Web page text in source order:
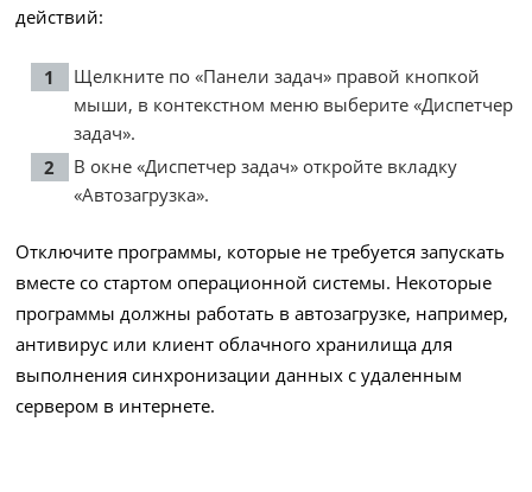
действий:
Щелкните по «Панели задач» правой кнопкой
мыши, в контекстном меню выберите «Диспетчер
задач».
В окне «Диспетчер задач» откройте вкладку
«Автозагрузка».
Отключите программы, которые не требуется запускать
вместе со стартом операционной системы. Некоторые
программы должны работать в автозагрузке, например,
антивирус или клиент облачного хранилища для
выполнения синхронизации данных с удаленным
сервером в интернете.